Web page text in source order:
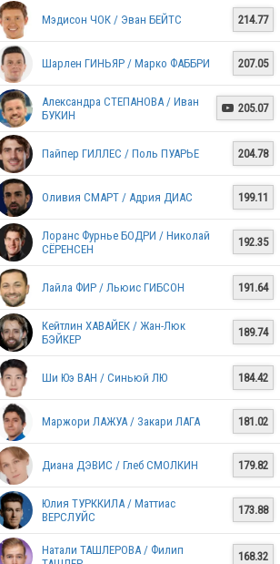
Мэдисон ЧОК / Эван БЕЙТС 214.77
Шарлен ГИНЬЯР / Марко ФАББРИ 207.05
Александра СТЕПАНОВА / Иван
БУКИН
 205.07
Пайпер ГИЛЛЕС / Поль ПУАРЬЕ 204.78
Оливия СМАРТ / Адрия ДИАС 199.11
Лоранс Фурнье БОДРИ / Николай
СЁРЕНСЕН
192.35
Лайла ФИР / Льюис ГИБСОН 191.64
Кейтлин ХАВАЙЕК / Жан-Люк
БЭЙКЕР
189.74
Ши Юэ ВАН / Синьюй ЛЮ 184.42
Маржори ЛАЖУА / Закари ЛАГА 181.02
Диана ДЭВИС / Глеб СМОЛКИН 179.82
Юлия ТУРККИЛА / Маттиас
ВЕРСЛУЙС
173.88
Натали ТАШЛЕРОВА / Филип
168.32